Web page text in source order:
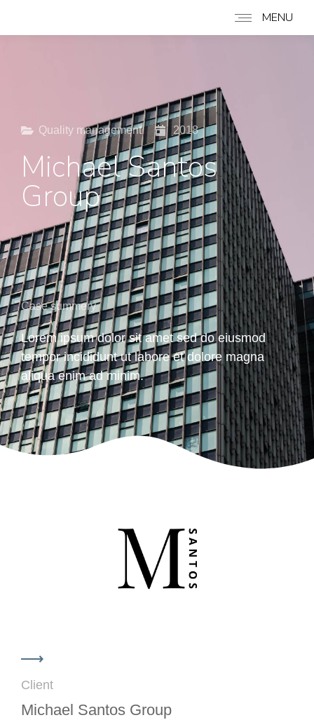
MENU
Quality management 2018
Michael Santos
Group
Case summery
Lorem ipsum dolor sit amet sed do eiusmod
tempor incididunt ut labore et dolore magna
aliqua enim ad minim.
Client
Michael Santos Group